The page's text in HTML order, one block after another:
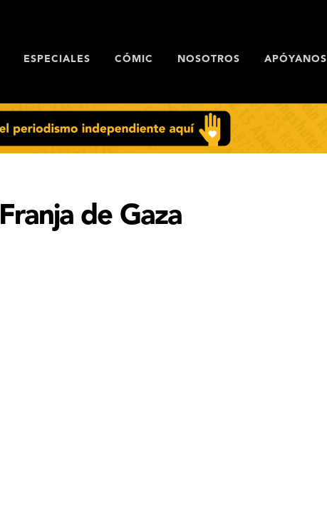
ESPECIALES CÓMIC NOSOTROS APÓYANOS
Franja de Gaza